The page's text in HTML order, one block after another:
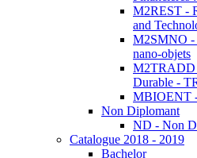
M2REST -
and
M2SMNO -
nano-objets
M2TRADD
Durable -
MBIOENT -
Non Diplomant
ND - Non
Catalogue 2018 - 2019
Bachelor